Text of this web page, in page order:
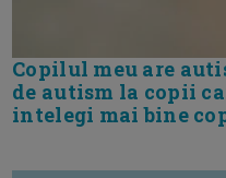
Copilul meu are
de autism la copii
intelegi mai bine